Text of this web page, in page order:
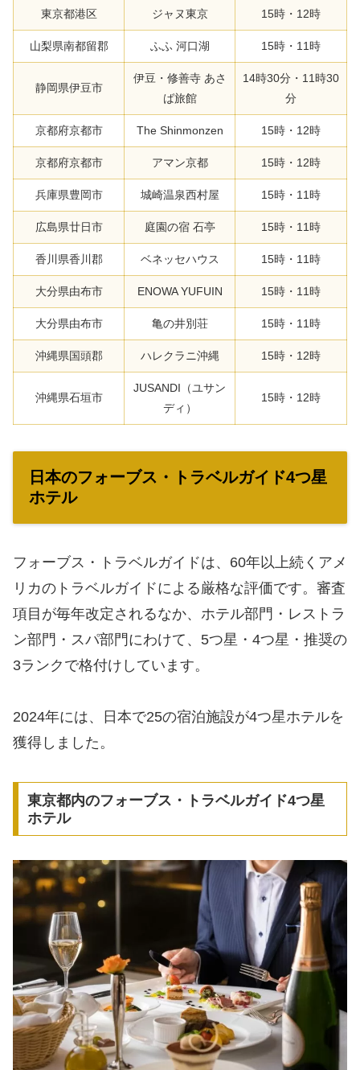
東京都港区 ジャヌ東京 15時・12時
山梨県南都留郡 ふふ 河口湖 15時・11時
静岡県伊豆市
伊豆・修善寺 あさ
ば旅館
14時30分・11時30
分
京都府京都市 The Shinmonzen 15時・12時
京都府京都市 アマン京都 15時・12時
兵庫県豊岡市 城崎温泉西村屋 15時・11時
広島県廿日市 庭園の宿 石亭 15時・11時
香川県香川郡 ベネッセハウス 15時・11時
大分県由布市 ENOWA YUFUIN 15時・11時
大分県由布市 亀の井別荘 15時・11時
沖縄県国頭郡 ハレクラニ沖縄 15時・12時
沖縄県石垣市
JUSANDI（ユサン
ディ）
15時・12時
日本のフォーブス・トラベルガイド4つ星
ホテル
フォーブス・トラベルガイドは、60年以上続くアメ
リカのトラベルガイドによる厳格な評価です。審査
項目が毎年改定されるなか、ホテル部門・レストラ
ン部門・スパ部門にわけて、5つ星・4つ星・推奨の
3ランクで格付けしています。
2024年には、日本で25の宿泊施設が4つ星ホテルを
獲得しました。
東京都内のフォーブス・トラベルガイド4つ星
ホテル